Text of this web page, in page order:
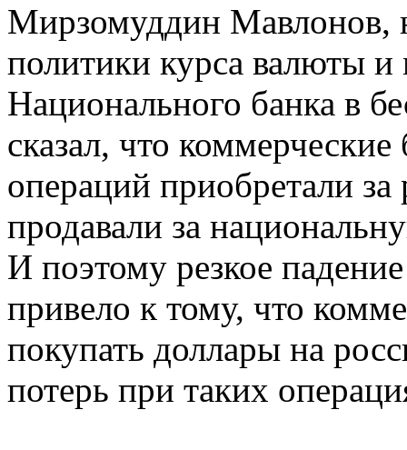
Мирзомуддин Мавлонов,
политики курса валюты
Национального банка в
сказал, что
операций приобретали
продавали за
И поэтому резкое
привело к тому, что
покупать доллары на
потерь при таких